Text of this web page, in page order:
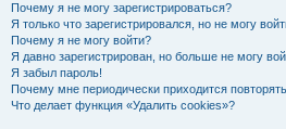
Почему я не могу зарегистрироваться?
Я только что зарегистрировался, но не могу
Почему я не могу войти?
Я давно зарегистрирован, но больше не могу
Я забыл пароль!
Почему мне периодически приходится
Что делает функция «Удалить cookies»?